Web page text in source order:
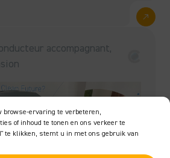
browse-ervaring te verbeteren,
of inhoud te tonen en ons verkeer te
te klikken, stemt u in met ons gebruik van
accompagnant,